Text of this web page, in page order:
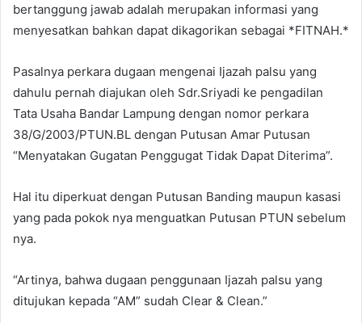
bertanggung jawab adalah merupakan informasi yang
menyesatkan bahkan dapat dikagorikan sebagai *FITNAH.*
Pasalnya perkara dugaan mengenai Ijazah palsu yang
dahulu pernah diajukan oleh Sdr.Sriyadi ke pengadilan
Tata Usaha Bandar Lampung dengan nomor perkara
38/G/2003/PTUN.BL dengan Putusan Amar Putusan
“Menyatakan Gugatan Penggugat Tidak Dapat Diterima”.
Hal itu diperkuat dengan Putusan Banding maupun kasasi
yang pada pokok nya menguatkan Putusan PTUN sebelum
nya.
“Artinya, bahwa dugaan penggunaan Ijazah palsu yang
ditujukan kepada “AM” sudah Clear & Clean.”